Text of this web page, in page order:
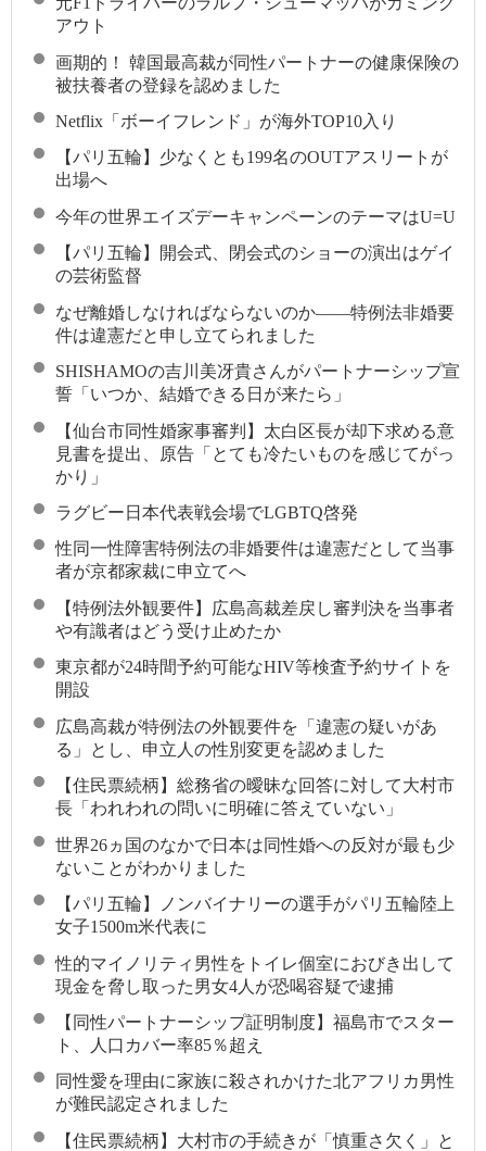
アウト
画期的！ 韓国最高裁が同性パートナーの健康保険の
被扶養者の登録を認めました
Netflix「ボーイフレンド」が海外TOP10入り
【パリ五輪】少なくとも199名のOUTアスリートが
出場へ
今年の世界エイズデーキャンペーンのテーマはU=U
【パリ五輪】開会式、閉会式のショーの演出はゲイ
の芸術監督
なぜ離婚しなければならないのか――特例法非婚要
件は違憲だと申し立てられました
SHISHAMOの吉川美冴貴さんがパートナーシップ宣
誓「いつか、結婚できる日が来たら」
【仙台市同性婚家事審判】太白区長が却下求める意
見書を提出、原告「とても冷たいものを感じてがっ
かり」
ラグビー日本代表戦会場でLGBTQ啓発
性同一性障害特例法の非婚要件は違憲だとして当事
者が京都家裁に申立てへ
【特例法外観要件】広島高裁差戻し審判決を当事者
や有識者はどう受け止めたか
東京都が24時間予約可能なHIV等検査予約サイトを
開設
広島高裁が特例法の外観要件を「違憲の疑いがあ
る」とし、申立人の性別変更を認めました
【住民票続柄】総務省の曖昧な回答に対して大村市
長「われわれの問いに明確に答えていない」
世界26ヵ国のなかで日本は同性婚への反対が最も少
ないことがわかりました
【パリ五輪】ノンバイナリーの選手がパリ五輪陸上
女子1500m米代表に
性的マイノリティ男性をトイレ個室におびき出して
現金を脅し取った男女4人が恐喝容疑で逮捕
【同性パートナーシップ証明制度】福島市でスター
ト、人口カバー率85％超え
同性愛を理由に家族に殺されかけた北アフリカ男性
が難民認定されました
【住民票続柄】大村市の手続きが「慎重さ欠く」と